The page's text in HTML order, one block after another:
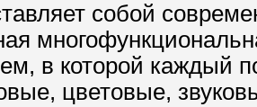
собой
в которой каждый
цветовые,